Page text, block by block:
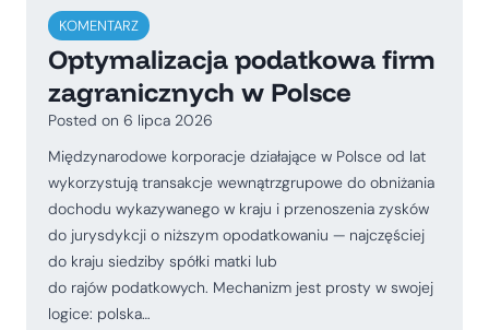
KOMENTARZ
Optymalizacja podatkowa firm
zagranicznych w Polsce
Posted on 6 lipca 2026
Międzynarodowe korporacje działające w Polsce od lat
wykorzystują transakcje wewnątrzgrupowe do obniżania
dochodu wykazywanego w kraju i przenoszenia zysków
do jurysdykcji o niższym opodatkowaniu — najczęściej
do kraju siedziby spółki matki lub
do rajów podatkowych. Mechanizm jest prosty w swojej
logice: polska…